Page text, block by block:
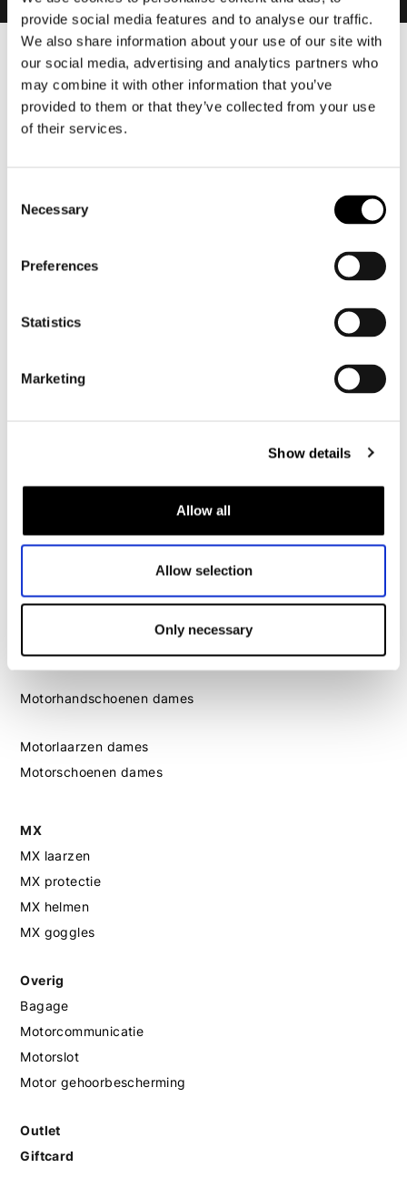
provide social media features and to analyse our traffic.
We also share information about your use of our site with
our social media, advertising and analytics partners who
may combine it with other information that you’ve
provided to them or that they’ve collected from your use
of their services.
Selection
Necessary
Preferences
Statistics
Marketing
Show details
Allow all
Allow selection
Only necessary
Heren
Motorkleding heren
Motorjas heren
Motorhoodie heren
Motorhelm heren
Motorhandschoenen heren
Motorschoenen heren
Motorpak dames
Motor leggings dames
Motorhelm dames
Motorhandschoenen dames
Motorlaarzen dames
Motorschoenen dames
MX
MX laarzen
MX protectie
MX helmen
MX goggles
Overig
Bagage
Motorcommunicatie
Motorslot
Motor gehoorbescherming
Outlet
Giftcard